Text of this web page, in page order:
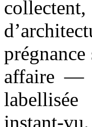
affaire —
instant-